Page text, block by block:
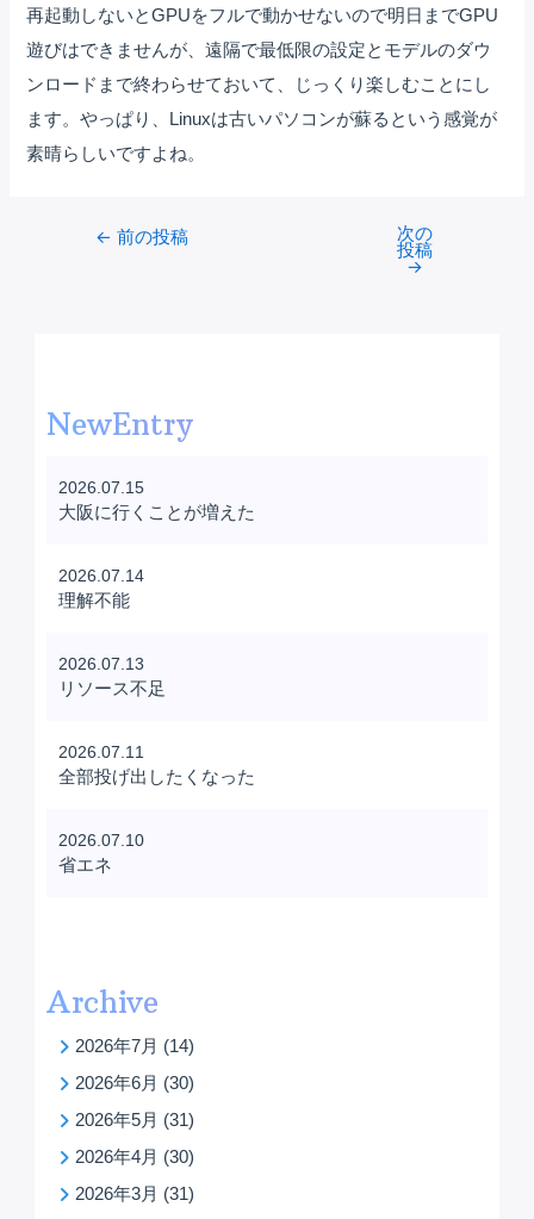
再起動しないとGPUをフルで動かせないので明日までGPU
遊びはできませんが、遠隔で最低限の設定とモデルのダウ
ンロードまで終わらせておいて、じっくり楽しむことにし
ます。やっぱり、Linuxは古いパソコンが蘇るという感覚が
素晴らしいですよね。
Post← 前の投稿 次の
投稿
→
NewEntry
2026.07.15
大阪に行くことが増えた
2026.07.14
理解不能
2026.07.13
リソース不足
2026.07.11
全部投げ出したくなった
2026.07.10
省エネ
Archive
2026年7月 (14)
2026年6月 (30)
2026年5月 (31)
2026年4月 (30)
2026年3月 (31)